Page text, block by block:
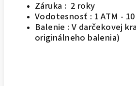
Záruka : 2 roky
Vodotesnosť : 1 ATM -
Balenie : V darčekovej
originálneho balenia)